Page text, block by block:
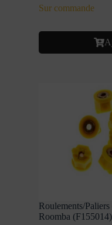
Sur commande
Roulements/
Roomba (F155014)